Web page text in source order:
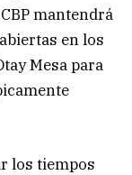
mantendrá
en los
Mesa para
los tiempos